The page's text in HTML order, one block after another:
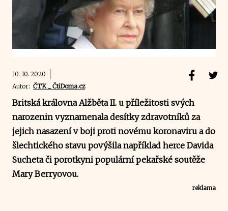
10. 10. 2020
Autor: ČTK _ ČtiDoma.cz
Britská královna Alžběta II. u příležitosti svých
narozenin vyznamenala desítky zdravotníků za
jejich nasazení v boji proti novému koronaviru a do
šlechtického stavu povýšila například herce Davida
Sucheta či porotkyni populární pekařské soutěže
Mary Berryovou.
reklama